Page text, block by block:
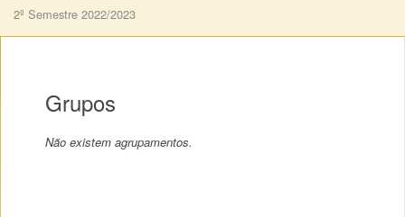
2º Semestre 2022/2023
Grupos
Não existem agrupamentos.